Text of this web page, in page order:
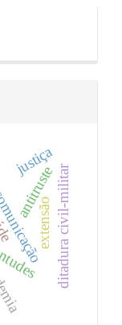
antitrusteditadura civil-militar
justiça
extensão